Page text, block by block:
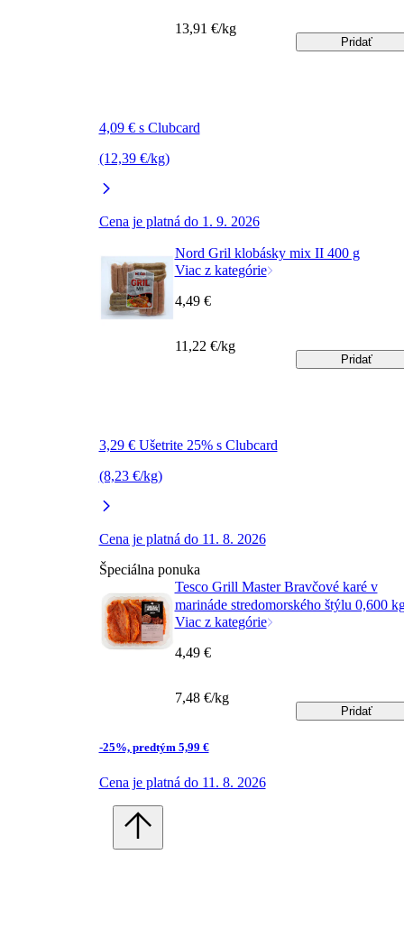
4,09 € s Clubcard
(12,39 €/kg)
Cena je platná do 1. 9. 2026
13,91 €/kg
Pridať
Nord Gril klobásky mix II 400 g
Viac z kategórie
3,29 € Ušetrite 25% s Clubcard
(8,23 €/kg)
Cena je platná do 11. 8. 2026
4,49 €
11,22 €/kg
Pridať
Špeciálna ponuka
Tesco Grill Master Bravčové karé v
marináde stredomorského štýlu 0,600
Viac z kategórie
-25%, predtým 5,99 €
Cena je platná do 11. 8. 2026
4,49 €
7,48 €/kg
Pridať